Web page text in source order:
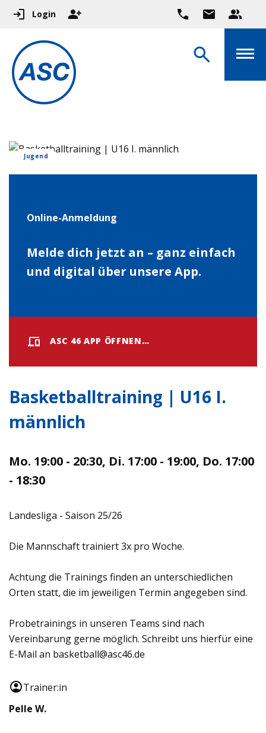
Login
Jugend
Online-Anmeldung
Melde dich jetzt an – ganz einfach
und digital über unsere App.
ASC 46 APP ÖFFNEN…
Basketballtraining | U16 I.
männlich
Mo. 19:00 - 20:30, Di. 17:00 - 19:00, Do. 17:00
- 18:30
Landesliga - Saison 25/26
Die Mannschaft trainiert 3x pro Woche.
Achtung die Trainings finden an unterschiedlichen
Orten statt, die im jeweiligen Termin angegeben sind.
Probetrainings in unseren Teams sind nach
Vereinbarung gerne möglich. Schreibt uns hierfür eine
E-Mail an basketball@asc46.de
Trainer:in
Pelle W.